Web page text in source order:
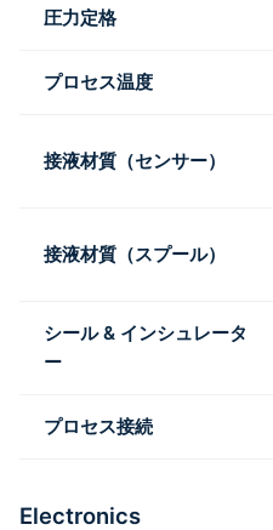
圧力定格
プロセス温度
接液材質（センサー）
接液材質（スプール）
シール & インシュレータ
ー
プロセス接続
Electronics